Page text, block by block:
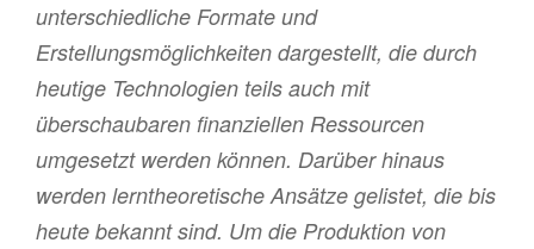
unterschiedliche Formate und
Erstellungsmöglichkeiten dargestellt, die durch
heutige Technologien teils auch mit
überschaubaren finanziellen Ressourcen
umgesetzt werden können. Darüber hinaus
werden lerntheoretische Ansätze gelistet, die bis
heute bekannt sind. Um die Produktion von